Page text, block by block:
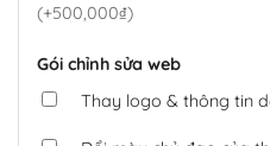
(+500,000₫)
Gói chỉnh sửa web
Thay logo & thông tin